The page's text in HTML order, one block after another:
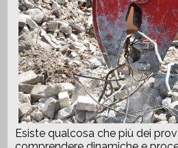
Esiste qualcosa che più dei